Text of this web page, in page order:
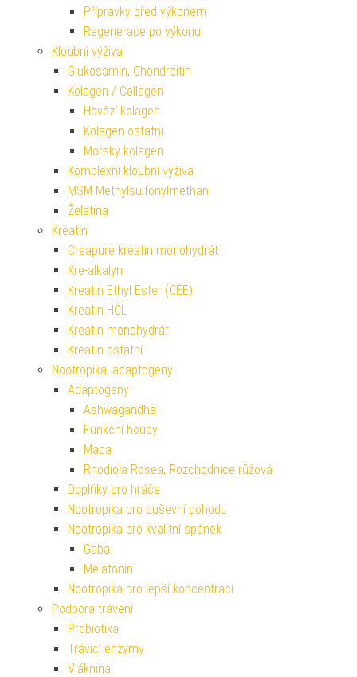
Přípravky před výkonem
Regenerace po výkonu
Kloubní výživa
Glukosamin, Chondroitin
Kolagen / Collagen
Hovězí kolagen
Kolagen ostatní
Mořský kolagen
Komplexní kloubní výživa
MSM Methylsulfonylmethan
Želatina
Kreatin
Creapure kreatin monohydrát
Kre-alkalyn
Kreatin Ethyl Ester (CEE)
Kreatin HCL
Kreatin monohydrát
Kreatin ostatní
Nootropika, adaptogeny
Adaptogeny
Ashwagandha
Funkční houby
Maca
Rhodiola Rosea, Rozchodnice růžová
Doplňky pro hráče
Nootropika pro duševní pohodu
Nootropika pro kvalitní spánek
Gaba
Melatonin
Nootropika pro lepší koncentraci
Podpora trávení
Probiotika
Trávicí enzymy
Vláknina